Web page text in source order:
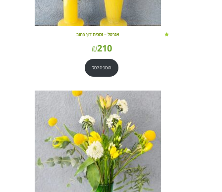
אגרטל – זכוכית דוץ צהוב
₪210
הוספה לסל